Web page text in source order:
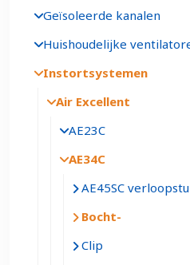
Geïsoleerde kanalen
Huishoudelijke
Instortsystemen
Air Excellent
AE23C
AE34C
AE45SC
Bocht
Clip